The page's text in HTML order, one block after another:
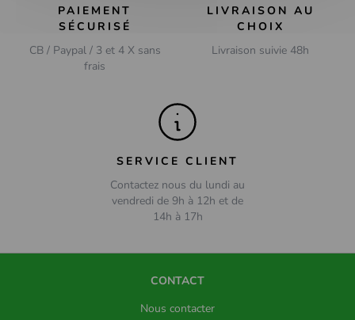
Western
PAIEMENT
SÉCURISÉ
CB / Paypal / 3 et 4 X sans
frais
LIVRAISON AU
CHOIX
Livraison suivie 48h
SERVICE CLIENT
Contactez nous du lundi au
vendredi de 9h à 12h et de
14h à 17h
CONTACT
Nous contacter